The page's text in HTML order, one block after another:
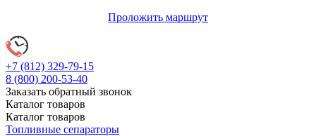
Проложить маршрут
+7 (812) 329-79-15
8 (800) 200-53-40
Заказать обратный звонок
Каталог товаров
Каталог товаров
Топливные сепараторы